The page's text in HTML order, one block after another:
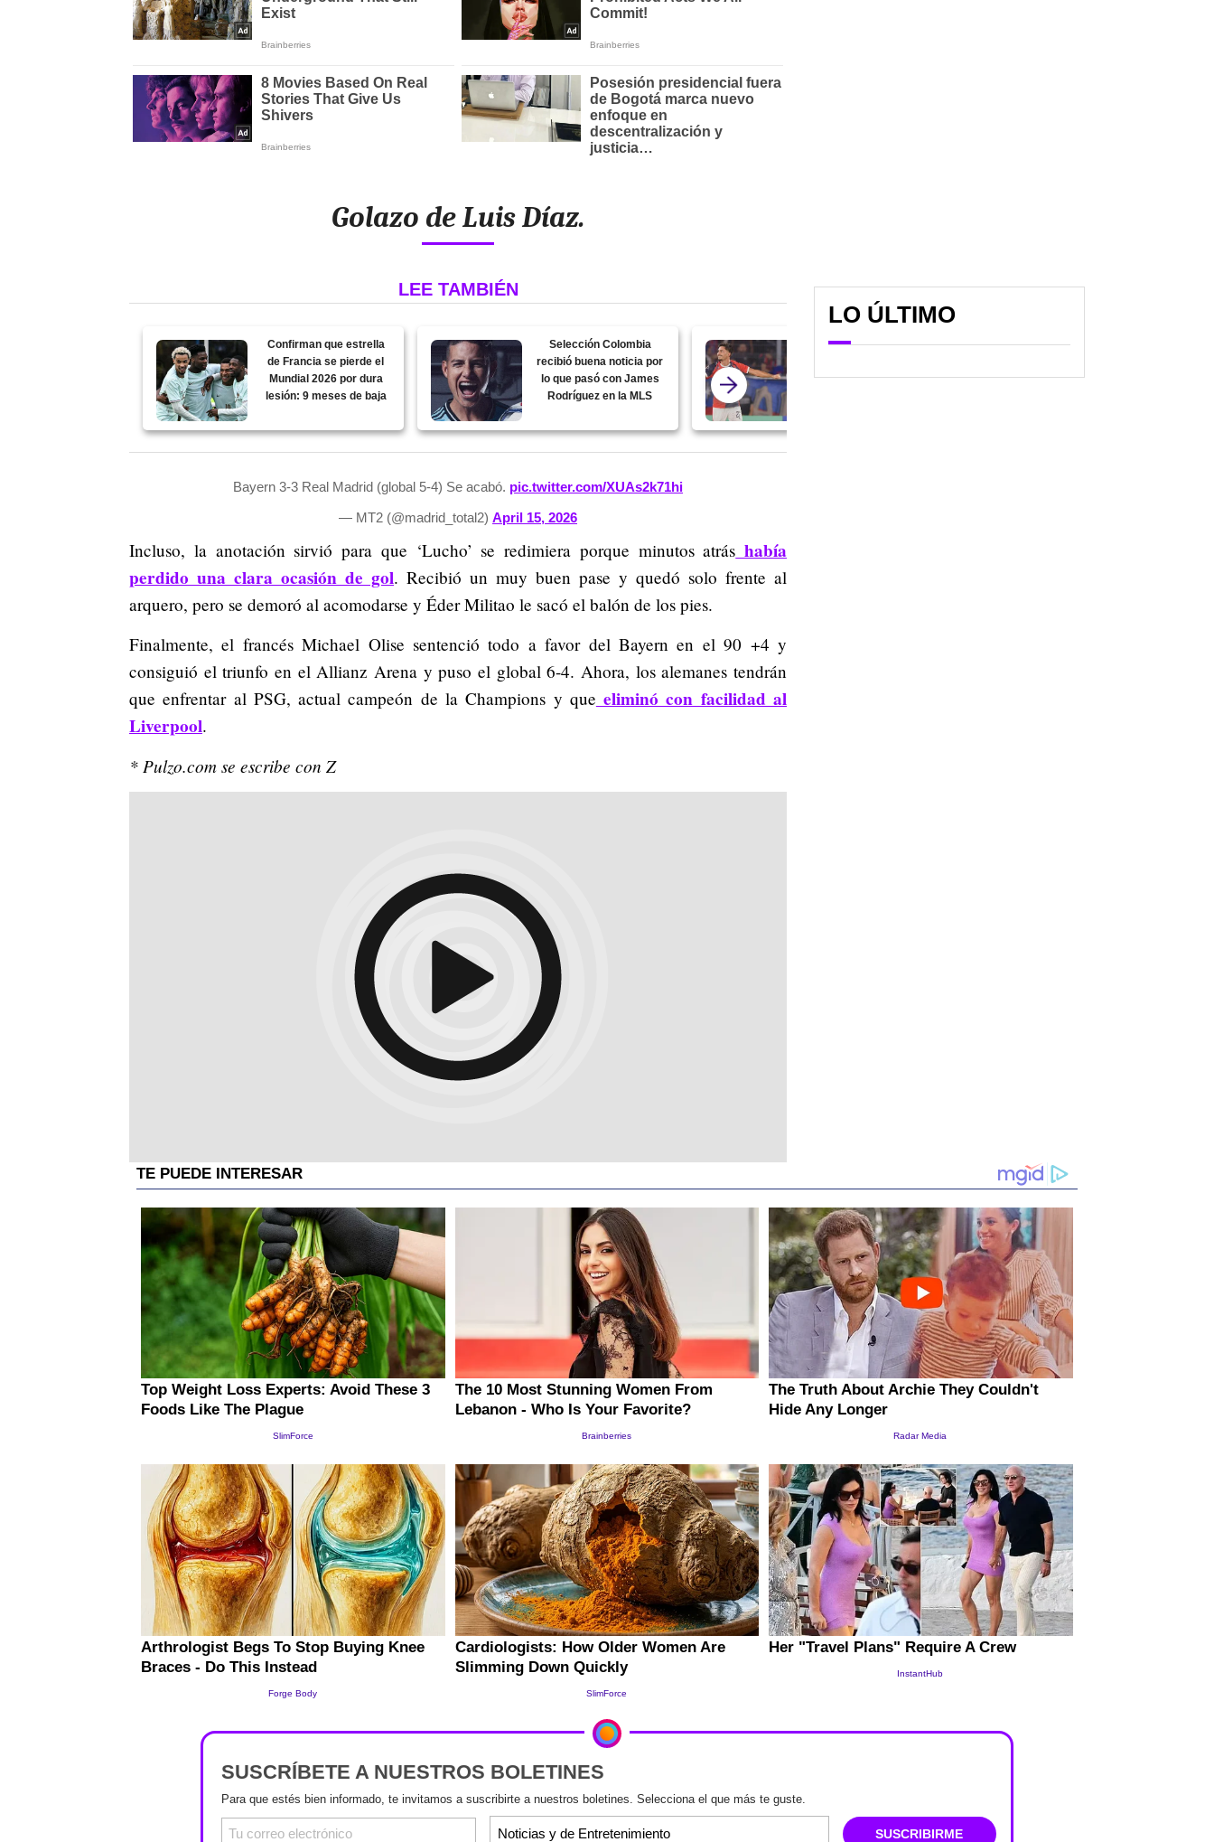
Golazo de Luis Díaz.
LEE TAMBIÉN
Confirman que estrella
de Francia se pierde el
Mundial 2026 por dura
lesión: 9 meses de baja
Selección Colombia
recibió buena noticia por
lo que pasó con James
Rodríguez en la MLS
Junior nadó en aguas
Porteño pescó al
Bayern 3-3 Real Madrid (global 5-4) Se acabó. pic.twitter.com/XUAs2k71hi
— MT2 (@madrid_total2) April 15, 2026
Incluso, la anotación sirvió para que ‘Lucho’ se redimiera porque minutos atrás había
perdido una clara ocasión de gol. Recibió un muy buen pase y quedó solo frente al
arquero, pero se demoró al acomodarse y Éder Militao le sacó el balón de los pies.
Finalmente, el francés Michael Olise sentenció todo a favor del Bayern en el 90 +4 y
consiguió el triunfo en el Allianz Arena y puso el global 6-4. Ahora, los alemanes tendrán
que enfrentar al PSG, actual campeón de la Champions y que eliminó con facilidad al
Liverpool.
* Pulzo.com se escribe con Z
LO ÚLTIMO
SUSCRÍBETE A NUESTROS BOLETINES
Para que estés bien informado, te invitamos a suscribirte a nuestros boletines. Selecciona el que más te guste.
SUSCRIBIRME